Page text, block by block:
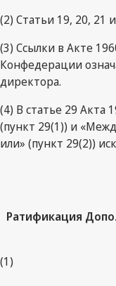
(2) Статьи 19, 20, 21
(3) Ссылки в Акте
Конфедерации
директора.
(4) В статье 29 Акта
(пункт 29(1)) и
или» (пункт 29(2))
Ратификация
(1)